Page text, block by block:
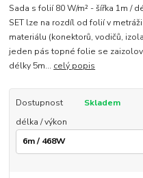
Sada s folií 80 W/m² - šířka 1m /
SET lze na rozdíl od folií v
materiálu (konektorů, vodičů,
jeden pás topné folie se
délky 5m... celý popis
Dostupnost
Skladem
délka / výkon